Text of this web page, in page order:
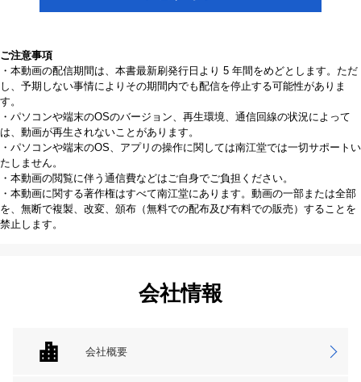
ご注意事項
・本動画の配信期間は、本書最新刷発行日より 5 年間をめどとします。ただ
し、予期しない事情によりその期間内でも配信を停止する可能性がありま
す。
・パソコンや端末のOSのバージョン、再生環境、通信回線の状況によって
は、動画が再生されないことがあります。
・パソコンや端末のOS、アプリの操作に関しては南江堂では一切サポートい
たしません。
・本動画の閲覧に伴う通信費などはご自身でご負担ください。
・本動画に関する著作権はすべて南江堂にあります。動画の一部または全部
を、無断で複製、改変、頒布（無料での配布及び有料での販売）することを
禁止します。
会社情報
会社概要